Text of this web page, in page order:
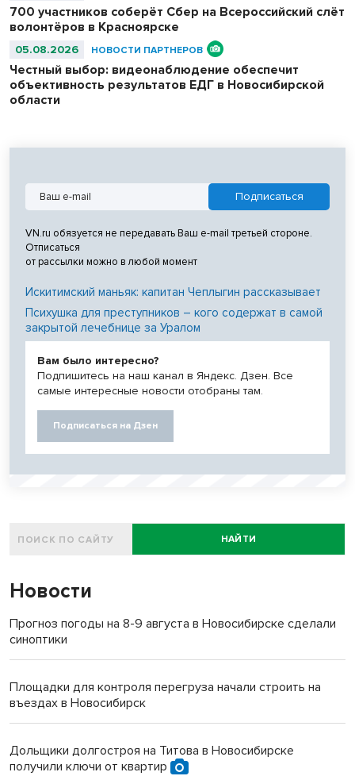
700 участников соберёт Сбер на Всероссийский слёт
волонтёров в Красноярске
05.08.2026 НОВОСТИ ПАРТНЕРОВ
Честный выбор: видеонаблюдение обеспечит
объективность результатов ЕДГ в Новосибирской
области
VN.ru обязуется не передавать Ваш e-mail третьей стороне.
Отписаться
от рассылки можно в любой момент
Искитимский маньяк: капитан Чеплыгин рассказывает
Психушка для преступников – кого содержат в самой
закрытой лечебнице за Уралом
Вам было интересно?
Подпишитесь на наш канал в Яндекс. Дзен. Все
самые интересные новости отобраны там.
Подписаться на Дзен
НАЙТИ
Новости
Прогноз погоды на 8-9 августа в Новосибирске сделали
синоптики
Площадки для контроля перегруза начали строить на
въездах в Новосибирск
Дольщики долгостроя на Титова в Новосибирске
получили ключи от квартир